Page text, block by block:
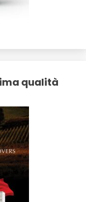
qualità